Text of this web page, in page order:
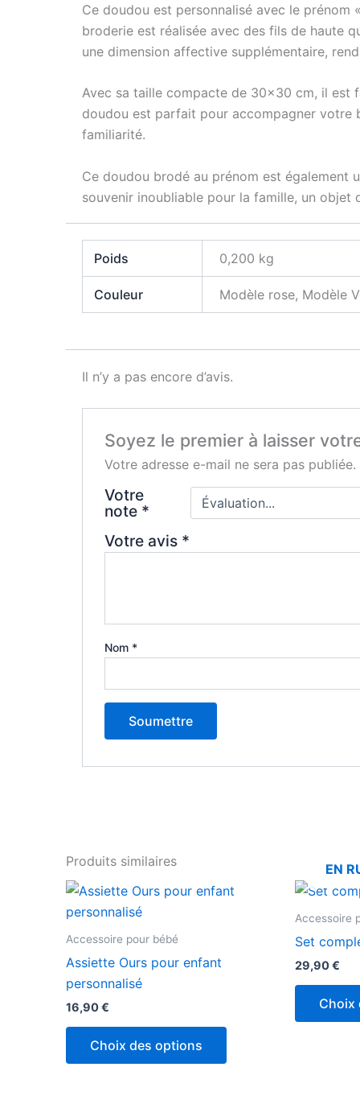
Ce doudou est personnalisé avec le prénom
broderie est réalisée avec des fils de haute
une dimension affective supplémentaire,
Avec sa taille compacte de 30×30 cm, il est
doudou est parfait pour accompagner votre
familiarité.
Ce doudou brodé au prénom est également
souvenir inoubliable pour la famille, un objet
Poids 0,200 kg
Couleur Modèle rose, Modèle
Il n’y a pas encore d’avis.
Soyez le premier à laisser
Votre adresse e-mail ne sera pas publiée.
Votre
note *
Votre avis *
Nom *
Produits similaires
Accessoire pour bébé
Assiette Ours pour enfant
personnalisé
16,90€
Choix des options
EN
Accessoire
Set
29,90€
Choix